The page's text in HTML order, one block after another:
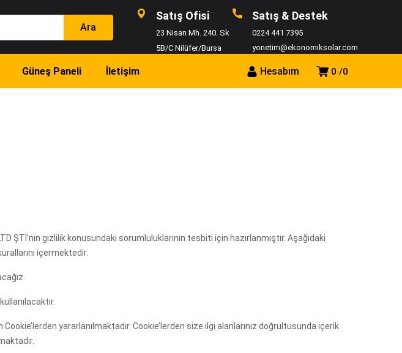
Satış Ofisi
23 Nisan Mh. 240. Sk
5B/C Nilüfer/Bursa
Satış & Destek
0224 441 7395
yonetim@ekonomiksolar.com
0 0
Hesabım
Güneş Paneli İletişim
ŞTİ’nın gizlilik konusundaki sorumluluklarının tesbiti için hazırlanmıştır. Aşağıdaki
içermektedir.
yararlanılmaktadır. Cookie’lerden size ilgi alanlarınız doğrultusunda içerik